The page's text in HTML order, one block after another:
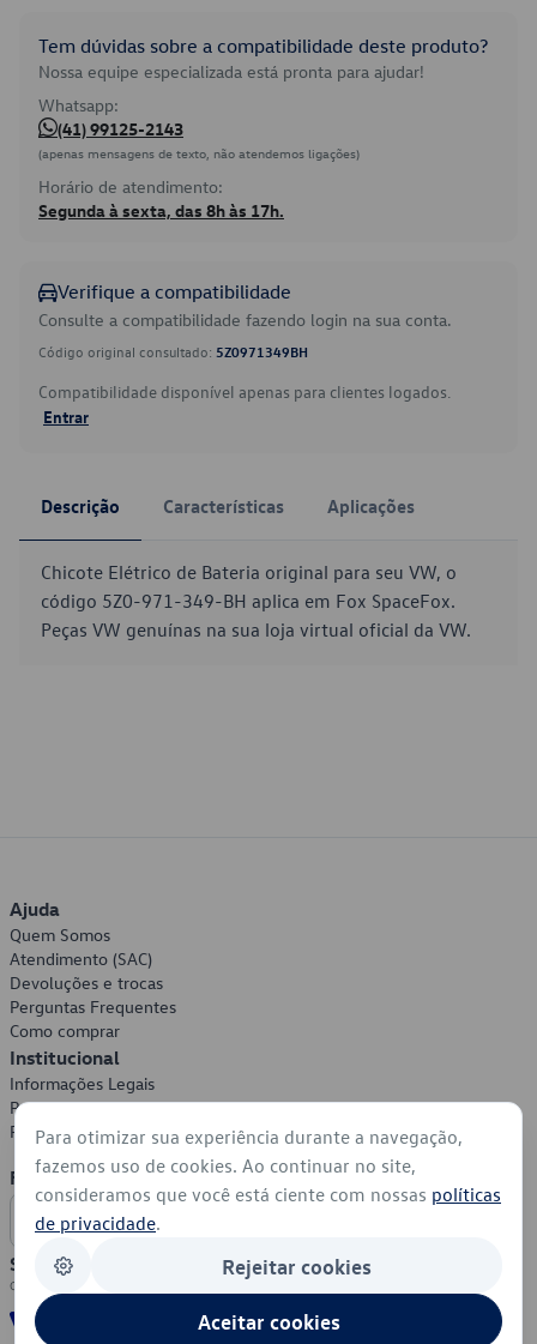
Tem dúvidas sobre a compatibilidade deste produto?
Nossa equipe especializada está pronta para ajudar!
Whatsapp:
(41) 99125-2143
(apenas mensagens de texto, não atendemos ligações)
Horário de atendimento:
Segunda à sexta, das 8h às 17h.
Verifique a compatibilidade
Consulte a compatibilidade fazendo login na sua conta.
Código original consultado: 5Z0971349BH
Compatibilidade disponível apenas para clientes logados.
Entrar
Descrição Características Aplicações
Chicote Elétrico de Bateria original para seu VW, o
código 5Z0-971-349-BH aplica em Fox SpaceFox.
Peças VW genuínas na sua loja virtual oficial da VW.
Ajuda
Quem Somos
Atendimento (SAC)
Devoluções e trocas
Perguntas Frequentes
Como comprar
Institucional
Informações Legais
Política de Privacidade
Política de Cookies
Formas de Pagamento
Segurança
Para otimizar sua experiência durante a navegação,
fazemos uso de cookies. Ao continuar no site,
consideramos que você está ciente com nossas políticas
de privacidade.
Rejeitar cookies
Aceitar cookies